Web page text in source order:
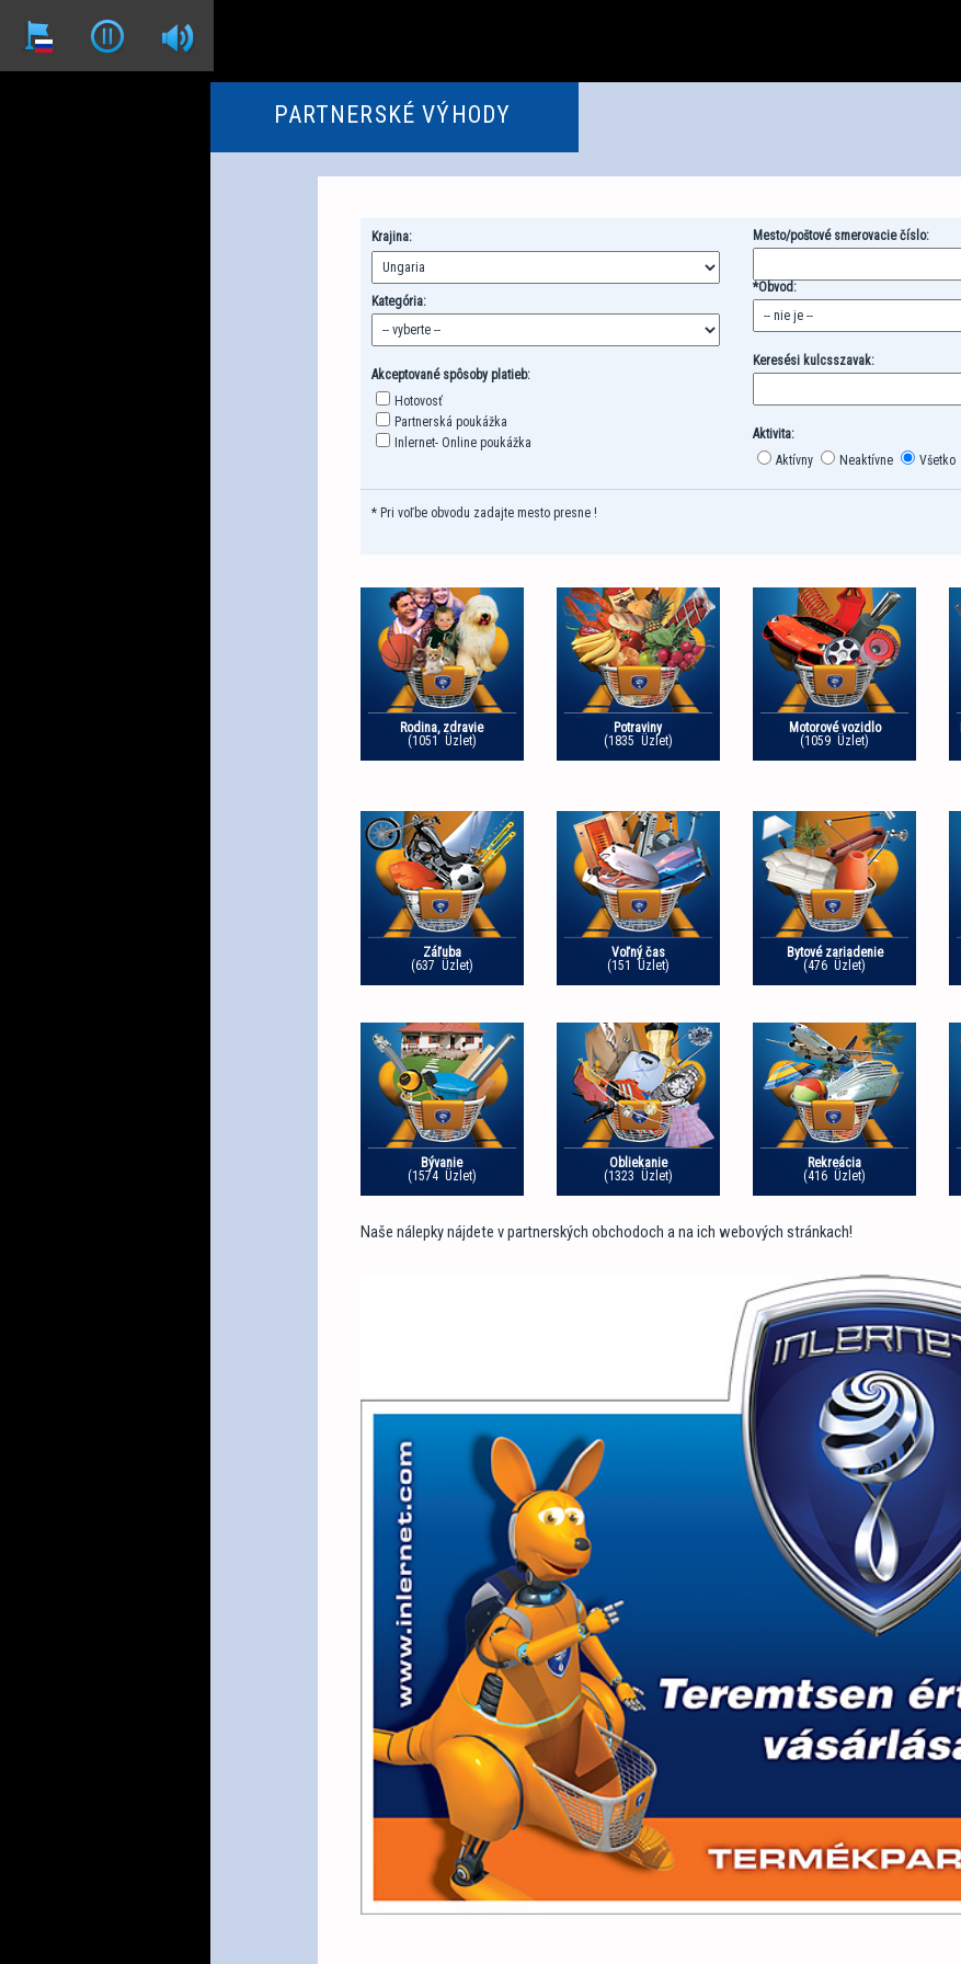
PARTNERSKÉ VÝHODY
Krajina:
Kategória:
Akceptované spôsoby platieb:
Hotovosť
Partnerská poukážka
Inlernet- Online poukážka
Mesto/poštové smerovacie číslo:
*Obvod:
Keresési kulcsszavak:
Aktivita:
Aktívny
Neaktívne Všetko
* Pri voľbe obvodu zadajte mesto presne !
Rodina, zdravie
(1051 Üzlet)
Potraviny
(1835 Üzlet)
Motorové vozidlo
(1059 Üzlet)
Záľuba
(637 Üzlet)
Voľný čas
(151 Üzlet)
Bytové zariadenie
(476 Üzlet)
Bývanie
(1574 Üzlet)
Obliekanie
(1323 Üzlet)
Rekreácia
(416 Üzlet)
Naše nálepky nájdete v partnerských obchodoch a na ich webových stránkach!